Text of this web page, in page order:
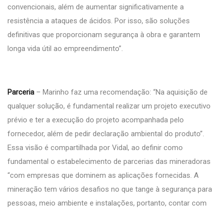
convencionais, além de aumentar significativamente a
resistência a ataques de ácidos. Por isso, são soluções
definitivas que proporcionam segurança à obra e garantem
longa vida útil ao empreendimento”.
Parceria – Marinho faz uma recomendação: “Na aquisição de
qualquer solução, é fundamental realizar um projeto executivo
prévio e ter a execução do projeto acompanhada pelo
fornecedor, além de pedir declaração ambiental do produto”.
Essa visão é compartilhada por Vidal, ao definir como
fundamental o estabelecimento de parcerias das mineradoras
“com empresas que dominem as aplicações fornecidas. A
mineração tem vários desafios no que tange à segurança para
pessoas, meio ambiente e instalações, portanto, contar com